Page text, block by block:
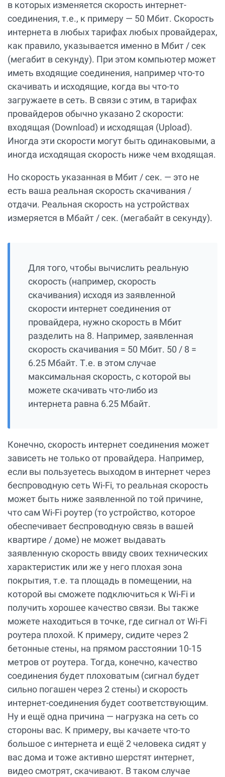
в которых изменяется скорость интернет-
соединения, т.е., к примеру — 50 Мбит. Скорость
интернета в любых тарифах любых провайдерах,
как правило, указывается именно в Мбит / сек
(мегабит в секунду). При этом компьютер может
иметь входящие соединения, например что-то
скачивать и исходящие, когда вы что-то
загружаете в сеть. В связи с этим, в тарифах
провайдеров обычно указано 2 скорости:
входящая (Download) и исходящая (Upload).
Иногда эти скорости могут быть одинаковыми, а
иногда исходящая скорость ниже чем входящая.
Но скорость указанная в Мбит / сек. — это не
есть ваша реальная скорость скачивания /
отдачи. Реальная скорость на устройствах
измеряется в Мбайт / сек. (мегабайт в секунду).
Для того, чтобы вычислить реальную
скорость (например, скорость
скачивания) исходя из заявленной
скорости интернет соединения от
провайдера, нужно скорость в Мбит
разделить на 8. Например, заявленная
скорость скачивания = 50 Мбит. 50 / 8 =
6.25 Мбайт. Т.е. в этом случае
максимальная скорость, с которой вы
можете скачивать что-либо из
интернета равна 6.25 Мбайт.
Конечно, скорость интернет соединения может
зависеть не только от провайдера. Например,
если вы пользуетесь выходом в интернет через
беспроводную сеть Wi-Fi, то реальная скорость
может быть ниже заявленной по той причине,
что сам Wi-Fi роутер (то устройство, которое
обеспечивает беспроводную связь в вашей
квартире / доме) не может выдавать
заявленную скорость ввиду своих технических
характеристик или же у него плохая зона
покрытия, т.е. та площадь в помещении, на
которой вы сможете подключиться к Wi-Fi и
получить хорошее качество связи. Вы также
можете находиться в точке, где сигнал от Wi-Fi
роутера плохой. К примеру, сидите через 2
бетонные стены, на прямом расстоянии 10-15
метров от роутера. Тогда, конечно, качество
соединения будет плоховатым (сигнал будет
сильно погашен через 2 стены) и скорость
интернет-соединения будет соответствующим.
Ну и ещё одна причина — нагрузка на сеть со
стороны вас. К примеру, вы качаете что-то
большое с интернета и ещё 2 человека сидят у
вас дома и тоже активно шерстят интернет,
видео смотрят, скачивают. В таком случае